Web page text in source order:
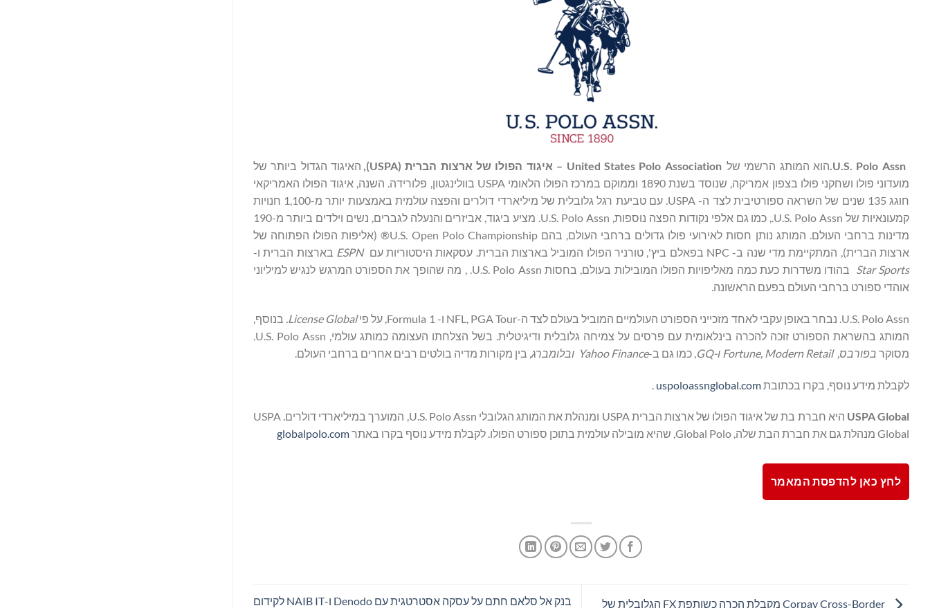
U.S. Polo Assn. הוא המותג הרשמי של United States Polo Association – איגוד הפולו של ארצות הברית (USPA
),האיגוד הגדול ביותר של
מועדוני פולו ושחקני פולו בצפון אמריקה, שנוסד בשנת 1890 וממוקם במרכז הפולו הלאומי USPA בוולינגטון, פלורידה. השנה, איגוד הפולו האמריקאי
חוגג 135 שנים של השראה ספורטיבית לצד ה- USPA. עם טביעת רגל גלובלית של מיליארדי דולרים והפצה עולמית באמצעות יותר מ-1,100 חנויות
קמעונאיות של U.S. Polo Assn., כמו גם אלפי נקודות הפצה נוספות, U.S. Polo Assn. מציע ביגוד, אביזרים והנעלה לגברים, נשים וילדים ביותר מ-190
מדינות ברחבי העולם. המותג נותן חסות לאירועי פולו גדולים ברחבי העולם, בהם U.S. Open Polo Championship® (אליפות הפולו הפתוחה של
ארצות הברית), המתקיימת מדי שנה ב- NPC בפאלם ביץ', טורניר הפולו המוביל בארצות הברית. עסקאות היסטוריות עם
ESPN בארצות הברית ו-
Star Sports
בהודו משדרות כעת כמה מאליפויות הפולו המובילות בעולם, בחסות U.S. Polo Assn. , מה שהופך את הספורט המרגש לנגיש למיליוני
אוהדי ספורט ברחבי העולם בפעם הראשונה.
U.S. Polo Assn. נבחר באופן עקבי לאחד מזכייני הספורט העולמיים המוביל בעולם לצד ה-NFL, PGA Tour ו- Formula 1, על פי License Global
. בנוסף,
המותג בהשראת הספורט זוכה להכרה בינלאומית עם פרסים על צמיחה גלובלית ודיגיטלית. בשל הצלחתו העצומה כמותג עולמי, U.S. Polo Assn.
מסוקר בפורבס, Fortune, Modern Retail ו-GQ, כמו גם ב-Yahoo Finance ובלומברג, בין מקורות מדיה בולטים רבים אחרים ברחבי העולם.
לקבלת מידע נוסף, בקרו בכתובתuspoloassnglobal.com
USPAGlobal
היא חברת בת של איגוד הפולו של ארצות הברית USPA ומנהלת את המותג הגלובלי U.S. Polo Assn, המוערך במיליארדי דולרים. USPA
Global מנהלת גם את חברת הבת שלה, Global Polo, שהיא מובילה עולמית בתוכן ספורט הפולו. לקבלת מידע נוסף בקרו באתר
globalpolo.com
לחץ כאן להדפסת המאמר
Corpay Cross-Border מקבלת הכרה כשותפת FX הגלובלית של בנק אל סלאם חתם על עסקה אסטרטגית עם Denodo ו-NAIB IT לקידום